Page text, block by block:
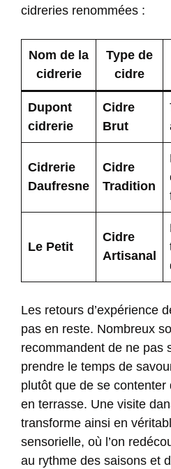
cidreries renommées :
Nom de la
cidrerie
Type de
cidre
Dupont
cidrerie
Cidre
Brut
Cidrerie
Daufresne
Cidre
Tradition
Le Petit
Cidre
Artisanal
Les retours d’expérience
pas en reste. Nombreux
recommandent de ne pas
prendre le temps de
plutôt que de se contenter
en terrasse. Une visite
transforme ainsi en
sensorielle, où l’on
au rythme des saisons et